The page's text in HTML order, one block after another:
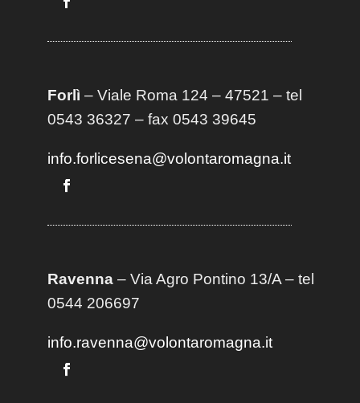
Forlì – Viale Roma 124 – 47521 – tel
0543 36327 – fax 0543 39645
info.forlicesena@volontaromagna.it
Ravenna– Via Agro Pontino 13/A– tel
0544 206697
info.ravenna@volontaromagna.it